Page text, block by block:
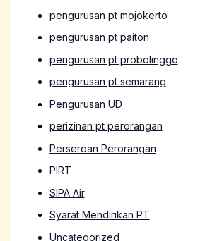
pengurusan pt mojokerto
pengurusan pt paiton
pengurusan pt probolinggo
pengurusan pt semarang
Pengurusan UD
perizinan pt perorangan
Perseroan Perorangan
PIRT
SIPA Air
Syarat Mendirikan PT
Uncategorized